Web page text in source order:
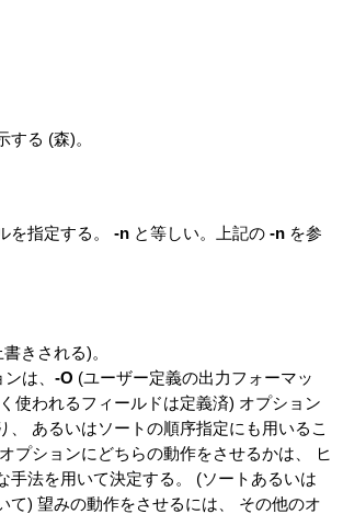
する (森)。
を指定する。 -n と等しい。上記の -n を参
きされる)。
は、 -O (ユーザー定義の出力フォーマッ
使われるフィールドは定義済) オプション
、 あるいはソートの順序指定にも用いるこ
プションにどちらの動作をさせるかは、 ヒ
手法を用いて決定する。 (ソートあるいは
て) 望みの動作をさせるには、 その他のオ